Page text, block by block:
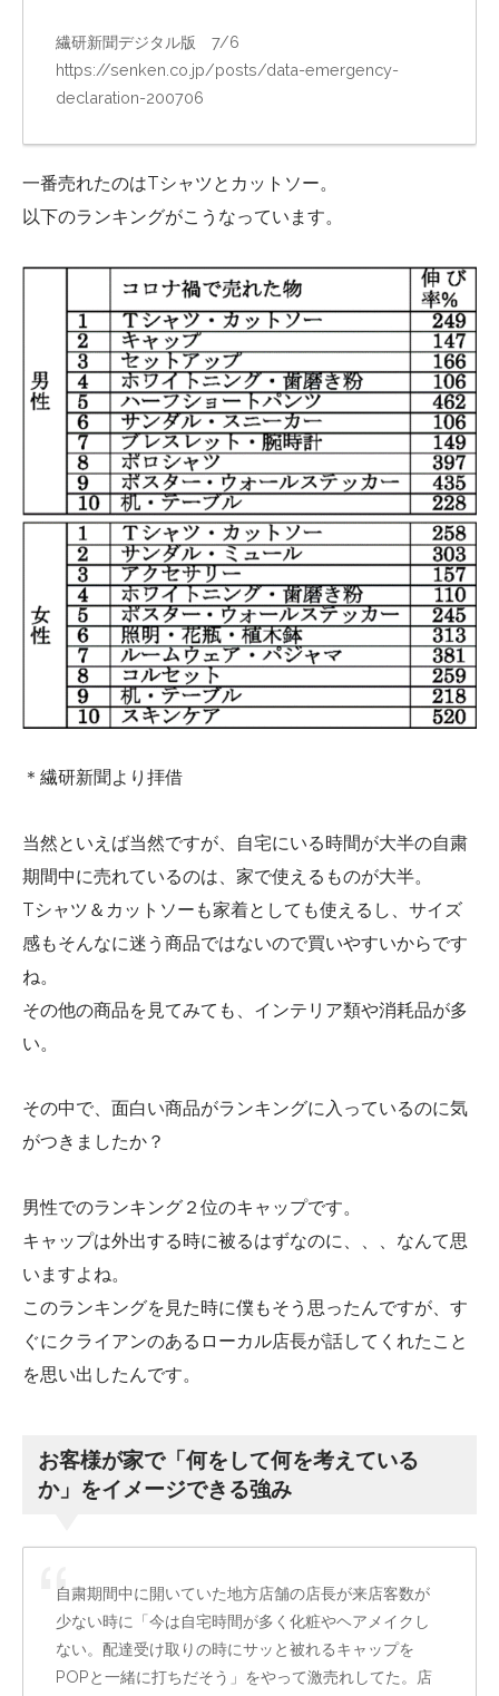
繊研新聞デジタル版 7/6
https://senken.co.jp/posts/data-emergency-
declaration-200706
一番売れたのはTシャツとカットソー。
以下のランキングがこうなっています。
＊繊研新聞より拝借
当然といえば当然ですが、自宅にいる時間が大半の自粛
期間中に売れているのは、家で使えるものが大半。
Tシャツ＆カットソーも家着としても使えるし、サイズ
感もそんなに迷う商品ではないので買いやすいからです
ね。
その他の商品を見てみても、インテリア類や消耗品が多
い。
その中で、面白い商品がランキングに入っているのに気
がつきましたか？
男性でのランキング２位のキャップです。
キャップは外出する時に被るはずなのに、、、なんて思
いますよね。
このランキングを見た時に僕もそう思ったんですが、す
ぐにクライアンのあるローカル店長が話してくれたこと
を思い出したんです。
お客様が家で「何をして何を考えている
か」をイメージできる強み
自粛期間中に開いていた地方店舗の店長が来店客数が
少ない時に「今は自宅時間が多く化粧やヘアメイクし
ない。配達受け取りの時にサッと被れるキャップを
POPと一緒に打ちだそう」をやって激売れしてた。店